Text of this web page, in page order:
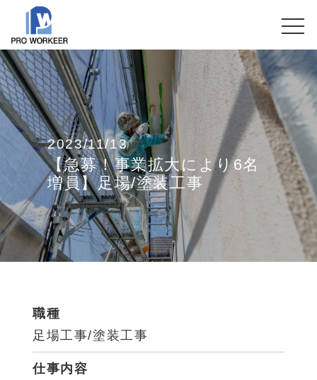
2023/11/13
【急募！事業拡大により6名
増員】足場/塗装工事
職種
足場工事/塗装工事
仕事内容